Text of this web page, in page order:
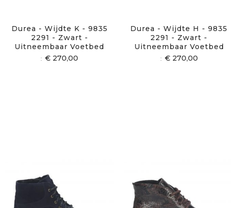
Durea - Wijdte K - 9835
2291 - Zwart -
Uitneembaar Voetbed
€ 270,00
Durea - Wijdte H - 9835
2291 - Zwart -
Uitneembaar Voetbed
€ 270,00